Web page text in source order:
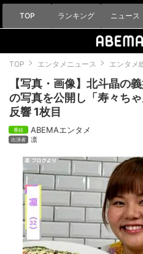
TOP ランキング ニュース
TOP エンタメニュース エンタメ
【写真・画像】北斗晶の
の写真を公開し「寿々ち
反響 1枚目
ABEMAエンタメ
凛